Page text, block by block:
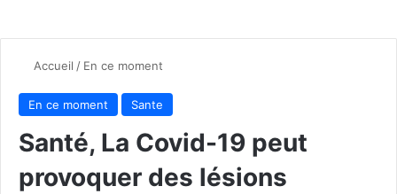
Accueil / En ce moment
En ce moment Sante
Santé, La Covid-19 peut
provoquer des lésions